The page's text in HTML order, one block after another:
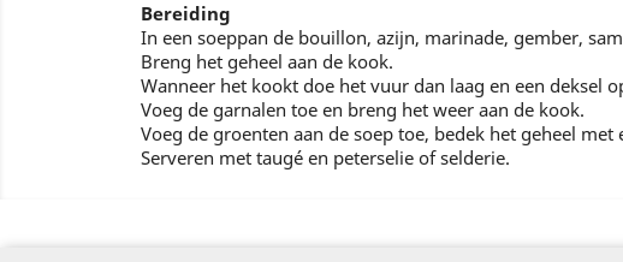
Bereiding
In een soeppan de bouillon, azijn, marinade, gember,
Breng het geheel aan de kook.
Wanneer het kookt doe het vuur dan laag en een deksel
Voeg de garnalen toe en breng het weer aan de kook.
Voeg de groenten aan de soep toe, bedek het geheel
Serveren met taugé en peterselie of selderie.